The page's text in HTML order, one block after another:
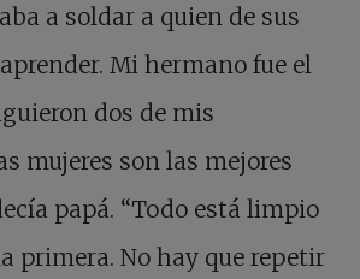
a soldar a quien de sus
Mi hermano fue el
dos de mis
mujeres son las mejores
papá. “Todo está limpio
primera. No hay que repetir